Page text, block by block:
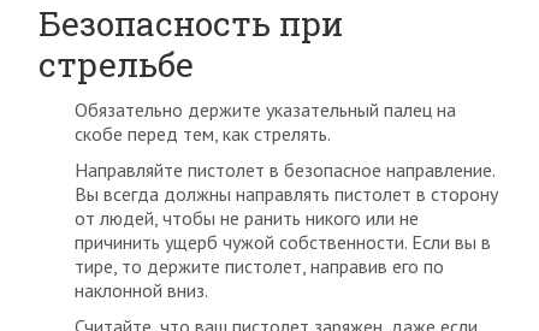
Безопасность при
стрельбе
Обязательно держите указательный палец на
скобе перед тем, как стрелять.
Направляйте пистолет в безопасное направление.
Вы всегда должны направлять пистолет в сторону
от людей, чтобы не ранить никого или не
причинить ущерб чужой собственности. Если вы в
тире, то держите пистолет, направив его по
наклонной вниз.